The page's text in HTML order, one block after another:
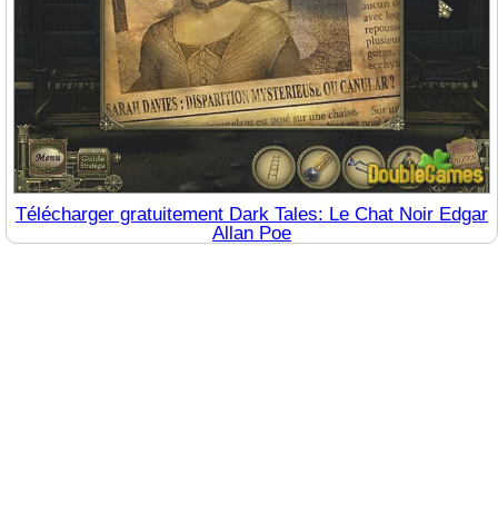
Télécharger gratuitement Dark Tales: Le Chat Noir Edgar
Allan Poe